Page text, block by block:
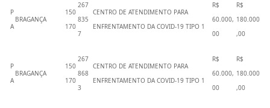
P
A
BRAGANÇA
150
170
267
835
7
CENTRO DE ATENDIMENTO PARA
ENFRENTAMENTO DA COVID-19 TIPO 1
R$
60.000,
00
R$
180.000
,00
P
A
BRAGANÇA
150
170
267
868
3
CENTRO DE ATENDIMENTO PARA
ENFRENTAMENTO DA COVID-19 TIPO 1
R$
60.000,
00
R$
180.000
,00